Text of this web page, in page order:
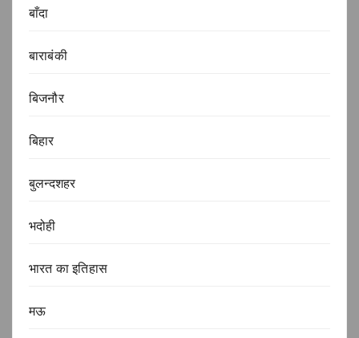
बाँदा
बाराबंकी
बिजनौर
बिहार
बुलन्दशहर
भदोही
भारत का इतिहास
मऊ